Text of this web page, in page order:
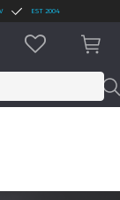
EST 2004
FAVORITER